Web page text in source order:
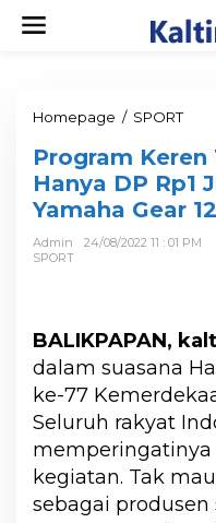
Homepage / SPORT
Program Keren
Hanya DP Rp1
Yamaha Gear
Admin
24/08/2022 11 : 01 PM
SPORT
BALIKPAPAN,
dalam suasana
ke-77
Seluruh rakyat
kegiatan. Tak
sebagai